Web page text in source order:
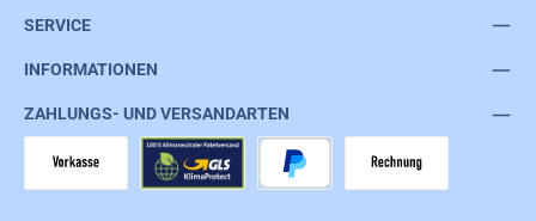
SERVICE
INFORMATIONEN
ZAHLUNGS- UND VERSANDARTEN